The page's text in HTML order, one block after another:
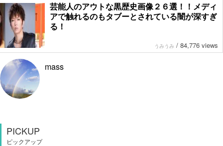
芸能人のアウトな黒歴史画像２６選！！メディ
アで触れるのもタブーとされている闇が深すぎ
る！
うみうみ / 84,776 views
mass
PICKUP
ピックアップ